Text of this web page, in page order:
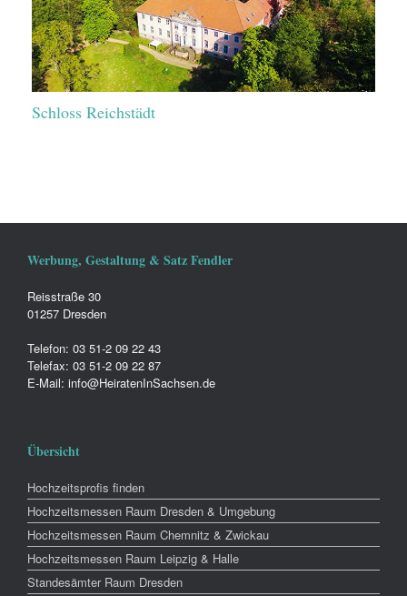
Schloss Reichstädt
Werbung, Gestaltung & Satz Fendler
Reisstraße 30
01257 Dresden
Telefon: 03 51-2 09 22 43
Telefax: 03 51-2 09 22 87
E-Mail: info@HeiratenInSachsen.de
Übersicht
Hochzeitsprofis finden
Hochzeitsmessen Raum Dresden & Umgebung
Hochzeitsmessen Raum Chemnitz & Zwickau
Hochzeitsmessen Raum Leipzig & Halle
Standesämter Raum Dresden